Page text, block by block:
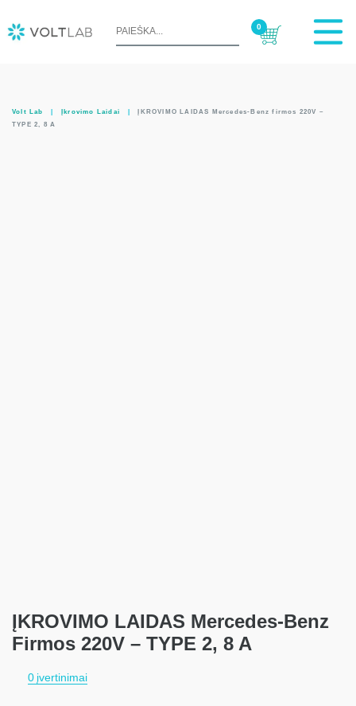
0
Volt Lab Įkrovimo Laidai
ĮKROVIMO LAIDAS Mercedes-Benz firmos 220V –
TYPE 2, 8 A
ĮKROVIMO LAIDAS Mercedes-Benz
Firmos 220V – TYPE 2, 8 A
0 įvertinimai